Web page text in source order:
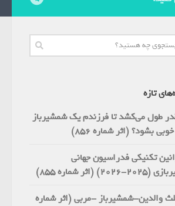
تازه
طول می‌کشد تا فرزندم یک شمشیرباز
بشود؟ (اثر شماره 856)
تکنیکی فدراسیون جهانی
(اثر شماره 855)
والدین-شمشیرباز -مربی (اثر شماره